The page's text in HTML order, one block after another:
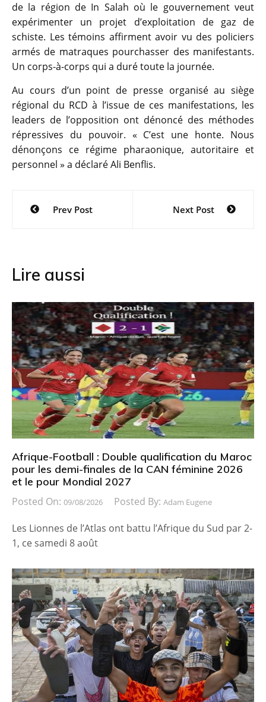
de la région de In Salah où le gouvernement veut
expérimenter un projet d’exploitation de gaz de
schiste. Les témoins affirment avoir vu des policiers
armés de matraques pourchasser des manifestants.
Un corps-à-corps qui a duré toute la journée.
Au cours d’un point de presse organisé au siège
régional du RCD à l’issue de ces manifestations, les
leaders de l’opposition ont dénoncé des méthodes
répressives du pouvoir. « C’est une honte. Nous
dénonçons ce régime pharaonique, autoritaire et
personnel » a déclaré Ali Benflis.
Navigation
Prev Post Next Post
Lire aussi
Afrique-Football : Double qualification du Maroc
pour les demi-finales de la CAN féminine 2026
et le pour Mondial 2027
Posted On: 09/08/2026 Posted By: Adam Eugene
Les Lionnes de l’Atlas ont battu l’Afrique du Sud par 2-
1, ce samedi 8 août